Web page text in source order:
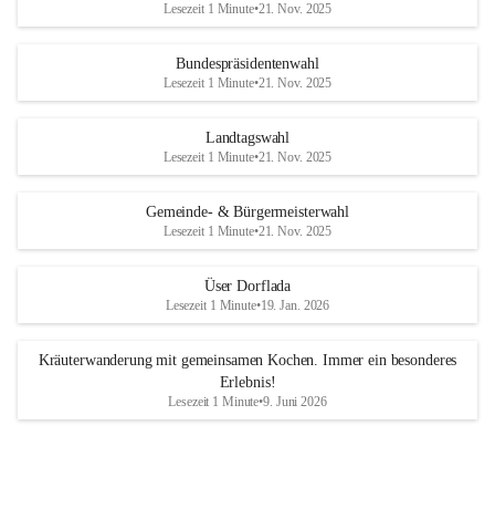
Lesezeit 1 Minute•21. Nov. 2025
Bundespräsidentenwahl
Lesezeit 1 Minute•21. Nov. 2025
Landtagswahl
Lesezeit 1 Minute•21. Nov. 2025
Gemeinde- & Bürgermeisterwahl
Lesezeit 1 Minute•21. Nov. 2025
Üser Dorflada
Lesezeit 1 Minute•19. Jan. 2026
Kräuterwanderung mit gemeinsamen Kochen. Immer ein besonderes
Erlebnis!
Lesezeit 1 Minute•9. Juni 2026